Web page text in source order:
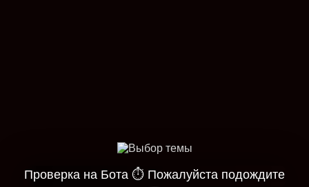
Проверка на Бота ⏱ Пожалуйста подождите